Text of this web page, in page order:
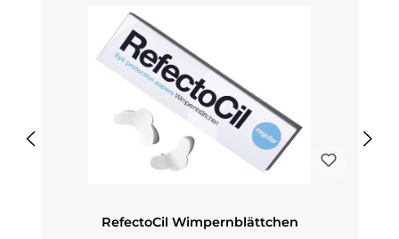
RefectoCil Wimpernblättchen